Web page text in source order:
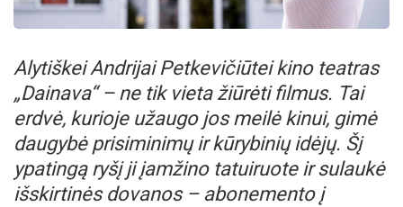
Alytiškei Andrijai Petkevičiūtei kino teatras
„Dainava“ – ne tik vieta žiūrėti filmus. Tai
erdvė, kurioje užaugo jos meilė kinui, gimė
daugybė prisiminimų ir kūrybinių idėjų. Šį
ypatingą ryšį ji įamžino tatuiruote ir sulaukė
išskirtinės dovanos – abonemento į